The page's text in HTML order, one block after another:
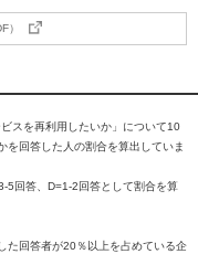
）
スを再利用したいか」について10
回答した人の割合を算出していま
回答、D=1-2回答として割合を算
た回答者が20％以上を占めている企